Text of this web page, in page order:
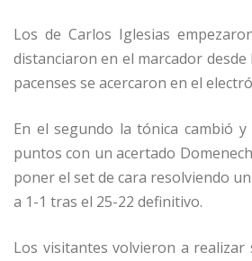
Los de Carlos Iglesias
distanciaron en el marcador
pacenses se acercaron en el
En el segundo la tónica cambió y
puntos con un acertado
poner el set de cara resolviendo
a 1-1 tras el 25-22 definitivo.
Los visitantes volvieron a